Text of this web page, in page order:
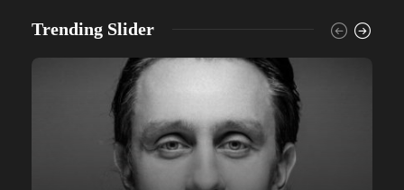
Trending Slider